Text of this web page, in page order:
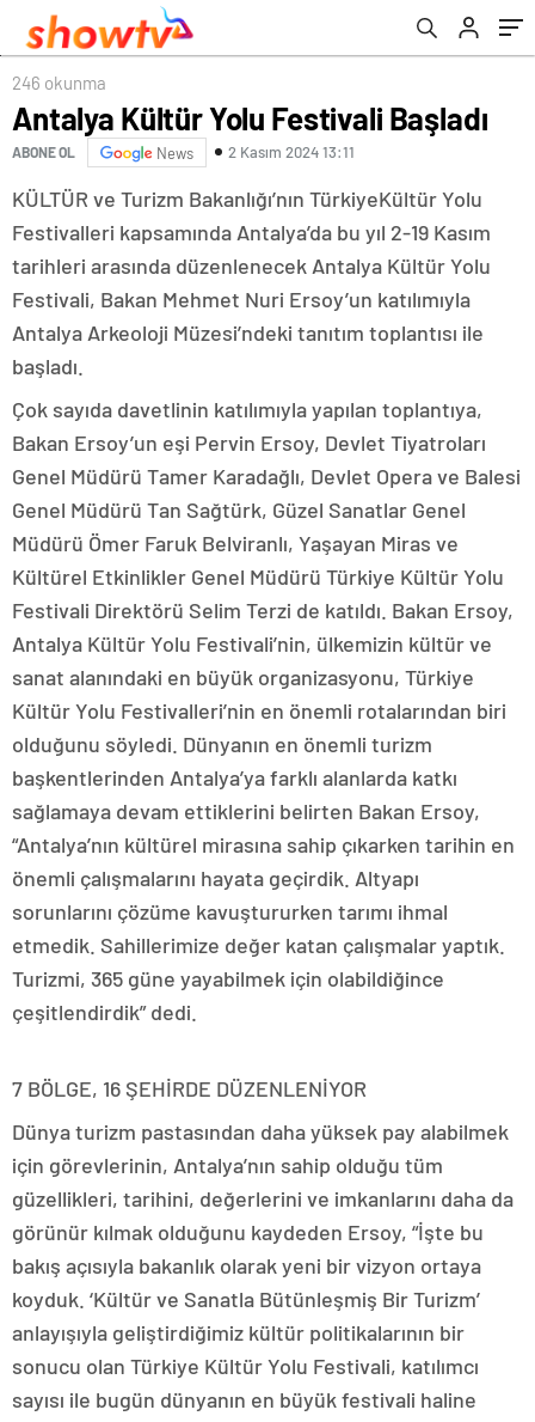
246 okunma
Antalya Kültür Yolu Festivali Başladı
ABONE OL News 2 Kasım 2024 13:11
KÜLTÜR ve Turizm Bakanlığı’nın TürkiyeKültür Yolu
Festivalleri kapsamında Antalya’da bu yıl 2-19 Kasım
tarihleri arasında düzenlenecek Antalya Kültür Yolu
Festivali, Bakan Mehmet Nuri Ersoy’un katılımıyla
Antalya Arkeoloji Müzesi’ndeki tanıtım toplantısı ile
başladı.
Çok sayıda davetlinin katılımıyla yapılan toplantıya,
Bakan Ersoy’un eşi Pervin Ersoy, Devlet Tiyatroları
Genel Müdürü Tamer Karadağlı, Devlet Opera ve Balesi
Genel Müdürü Tan Sağtürk, Güzel Sanatlar Genel
Müdürü Ömer Faruk Belviranlı, Yaşayan Miras ve
Kültürel Etkinlikler Genel Müdürü Türkiye Kültür Yolu
Festivali Direktörü Selim Terzi de katıldı. Bakan Ersoy,
Antalya Kültür Yolu Festivali’nin, ülkemizin kültür ve
sanat alanındaki en büyük organizasyonu, Türkiye
Kültür Yolu Festivalleri’nin en önemli rotalarından biri
olduğunu söyledi. Dünyanın en önemli turizm
başkentlerinden Antalya’ya farklı alanlarda katkı
sağlamaya devam ettiklerini belirten Bakan Ersoy,
“Antalya’nın kültürel mirasına sahip çıkarken tarihin en
önemli çalışmalarını hayata geçirdik. Altyapı
sorunlarını çözüme kavuştururken tarımı ihmal
etmedik. Sahillerimize değer katan çalışmalar yaptık.
Turizmi, 365 güne yayabilmek için olabildiğince
çeşitlendirdik” dedi.
7 BÖLGE, 16 ŞEHİRDE DÜZENLENİYOR
Dünya turizm pastasından daha yüksek pay alabilmek
için görevlerinin, Antalya’nın sahip olduğu tüm
güzellikleri, tarihini, değerlerini ve imkanlarını daha da
görünür kılmak olduğunu kaydeden Ersoy, “İşte bu
bakış açısıyla bakanlık olarak yeni bir vizyon ortaya
koyduk. ‘Kültür ve Sanatla Bütünleşmiş Bir Turizm’
anlayışıyla geliştirdiğimiz kültür politikalarının bir
sonucu olan Türkiye Kültür Yolu Festivali, katılımcı
sayısı ile bugün dünyanın en büyük festivali haline